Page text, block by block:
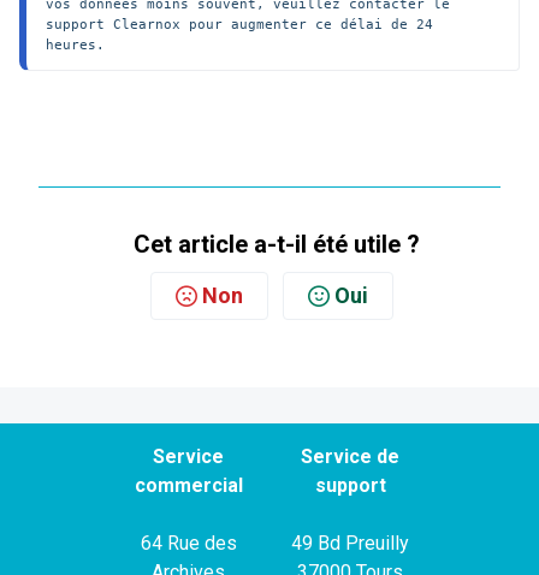
support Clearnox pour augmenter ce délai de 24
heures.
Cet article a-t-il été utile ?
Non Oui
Service
commercial
64 Rue des
Service de
support
49 Bd Preuilly